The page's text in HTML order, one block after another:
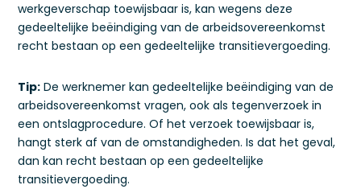
werkgeverschap toewijsbaar is, kan wegens deze
gedeeltelijke beëindiging van de arbeidsovereenkomst
recht bestaan op een gedeeltelijke transitievergoeding.
Tip: De werknemer kan gedeeltelijke beëindiging van de
arbeidsovereenkomst vragen, ook als tegenverzoek in
een ontslagprocedure. Of het verzoek toewijsbaar is,
hangt sterk af van de omstandigheden. Is dat het geval,
dan kan recht bestaan op een gedeeltelijke
transitievergoeding.